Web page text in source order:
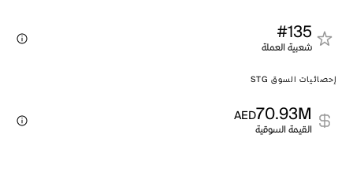
#135
شعبية العملة
إحصائيات السوق STG
70.93M
AED
القيمة السوقية